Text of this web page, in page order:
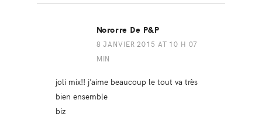
Nororre De P&P
8 JANVIER 2015 AT 10 H 07
MIN
joli mix!! j’aime beaucoup le tout va très
bien ensemble
biz